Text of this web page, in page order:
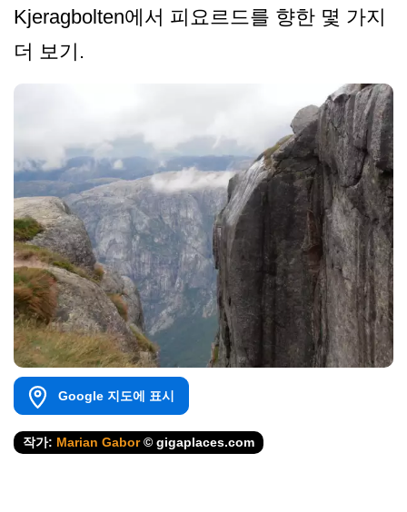
Kjeragbolten에서 피요르드를 향한 몇 가지
더 보기.
Google 지도에 표시
작가: Marian Gabor© gigaplaces.com